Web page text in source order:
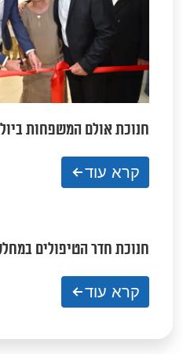
חנוכת אולם המשפחות
קרא עוד
חנוכת חדר הטיפולים
קרא עוד